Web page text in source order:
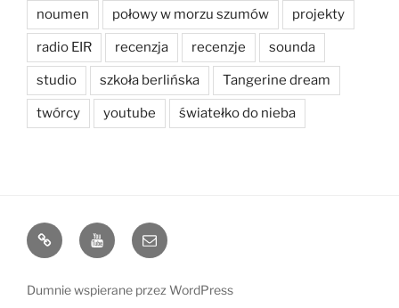
noumen połowy w morzu szumów projekty
radio EIR recenzja recenzje sounda
studio szkoła berlińska Tangerine dream
twórcy youtube światełko do nieba
bandcampYoutubee-
mail
Dumnie wspierane przez WordPress